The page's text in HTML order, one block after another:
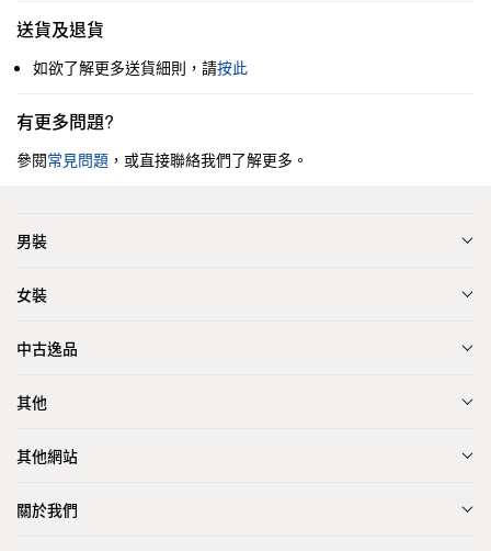
送貨及退貨
如欲了解更多送貨細則，請按此
有更多問題?
參閱常見問題 ，或直接聯絡我們了解更多。
男裝
女裝
中古逸品
其他
其他網站
關於我們